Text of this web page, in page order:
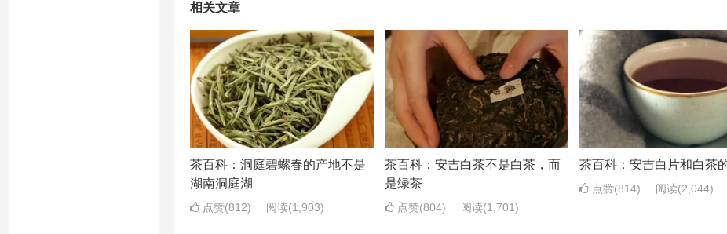
相关文章
茶百科：洞庭碧螺春的产地不是
湖南洞庭湖
点赞(812) 阅读(1,903)
茶百科：安吉白茶不是白茶，而
是绿茶
点赞(804) 阅读(1,701)
茶百科：安吉白片和白茶
点赞(814) 阅读(2,044)